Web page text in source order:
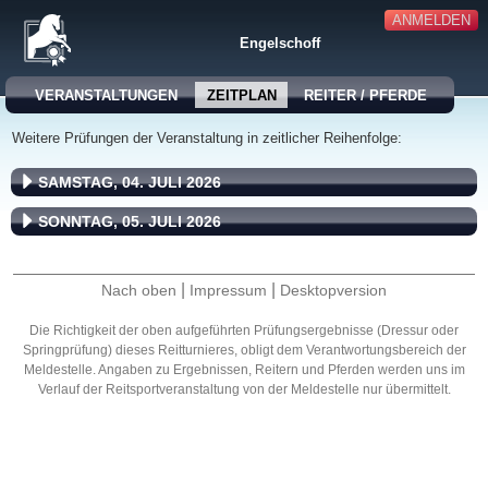
ANMELDEN
Engelschoff
VERANSTALTUNGEN ZEITPLAN REITER / PFERDE
Weitere Prüfungen der Veranstaltung in zeitlicher Reihenfolge:
SAMSTAG, 04. JULI 2026
SONNTAG, 05. JULI 2026
Nach oben Impressum Desktopversion
Die Richtigkeit der oben aufgeführten Prüfungsergebnisse (Dressur oder
Springprüfung) dieses Reitturnieres, obligt dem Verantwortungsbereich der
Meldestelle. Angaben zu Ergebnissen, Reitern und Pferden werden uns im
Verlauf der Reitsportveranstaltung von der Meldestelle nur übermittelt.